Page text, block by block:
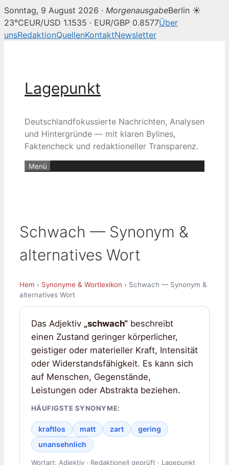
Sonntag, 9 August 2026 · MorgenausgabeBerlin ☀
23°CEUR/USD 1.1535 · EUR/GBP 0.8577Über
unsRedaktionQuellenKontaktNewsletter
Lagepunkt
Deutschlandfokussierte Nachrichten, Analysen
und Hintergründe — mit klaren Bylines,
Faktencheck und redaktioneller Transparenz.
Menü
Schwach — Synonym &
alternatives Wort
Hem › Synonyme & Wortlexikon › Schwach — Synonym &
alternatives Wort
Das Adjektiv „schwach“beschreibt
einen Zustand geringer körperlicher,
geistiger oder materieller Kraft, Intensität
oder Widerstandsfähigkeit. Es kann sich
auf Menschen, Gegenstände,
Leistungen oder Abstrakta beziehen.
HÄUFIGSTE SYNONYME:
kraftlos matt zart
gering
unansehnlich
Wortart: Adjektiv · Redaktionell geprüft · Lagepunkt